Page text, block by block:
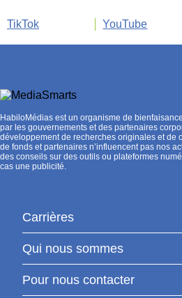
TikTok
YouTube
HabiloMédias est un organisme de
par les gouvernements et des partenaires
développement de recherches originales et de
de fonds et partenaires n’influencent pas nos
des conseils sur des outils ou plateformes
cas une publicité.
Carrières
Qui nous sommes
Pour nous contacter